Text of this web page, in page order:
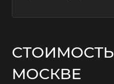
МОСКВЕ